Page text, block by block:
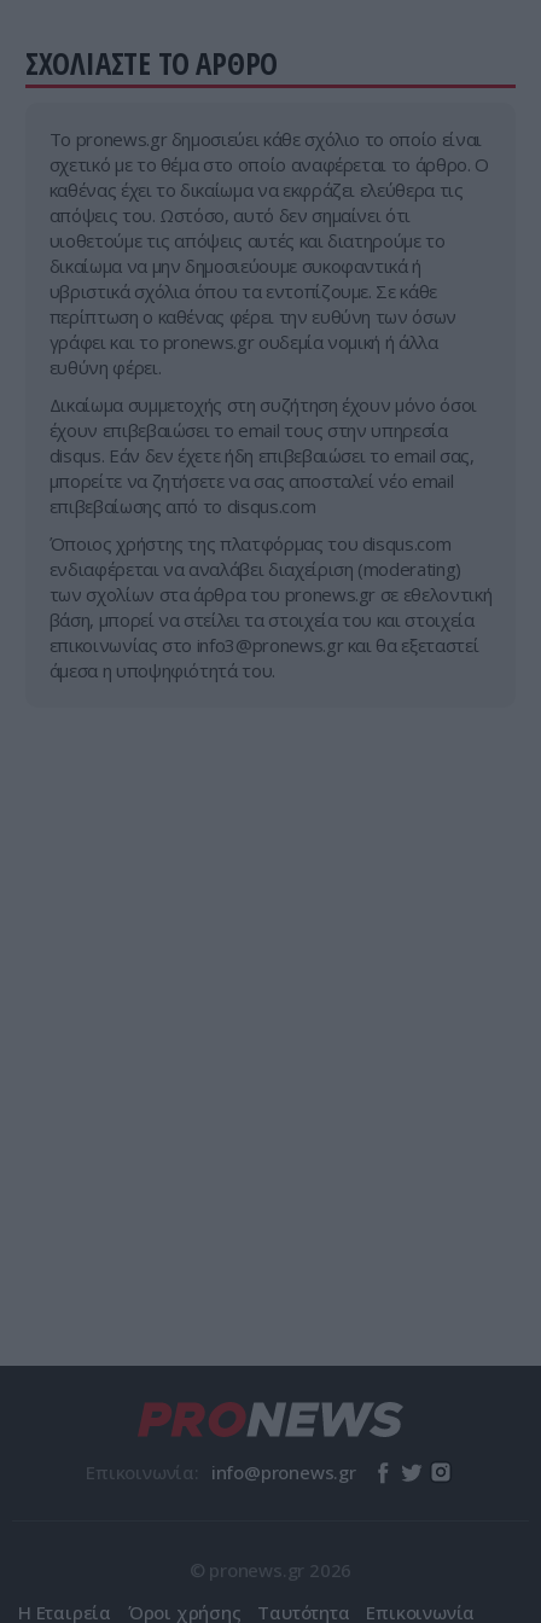
ΣΧΟΛΙΑΣΤΕ ΤΟ ΑΡΘΡΟ
Tο pronews.gr δημοσιεύει κάθε σχόλιο το οποίο είναι
σχετικό με το θέμα στο οποίο αναφέρεται το άρθρο. Ο
καθένας έχει το δικαίωμα να εκφράζει ελεύθερα τις
απόψεις του. Ωστόσο, αυτό δεν σημαίνει ότι
υιοθετούμε τις απόψεις αυτές και διατηρούμε το
δικαίωμα να μην δημοσιεύουμε συκοφαντικά ή
υβριστικά σχόλια όπου τα εντοπίζουμε. Σε κάθε
περίπτωση ο καθένας φέρει την ευθύνη των όσων
γράφει και το pronews.gr ουδεμία νομική ή άλλα
ευθύνη φέρει.
Δικαίωμα συμμετοχής στη συζήτηση έχουν μόνο όσοι
έχουν επιβεβαιώσει το email τους στην υπηρεσία
disqus. Εάν δεν έχετε ήδη επιβεβαιώσει το email σας,
μπορείτε να ζητήσετε να σας αποσταλεί νέο email
επιβεβαίωσης από το disqus.com
Όποιος χρήστης της πλατφόρμας του disqus.com
ενδιαφέρεται να αναλάβει διαχείριση (moderating)
των σχολίων στα άρθρα του pronews.gr σε εθελοντική
βάση, μπορεί να στείλει τα στοιχεία του και στοιχεία
επικοινωνίας στο info3@pronews.gr και θα εξεταστεί
άμεσα η υποψηφιότητά του.
Επικοινωνία:
© pronews.gr 2026
Η Εταιρεία
Όροι χρήσης Ταυτότητα Επικοινωνία